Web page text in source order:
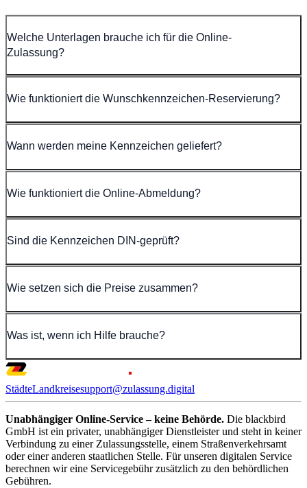
Welche Unterlagen brauche ich für die Online-
Zulassung?
Wie funktioniert die Wunschkennzeichen-Reservierung?
Wann werden meine Kennzeichen geliefert?
Wie funktioniert die Online-Abmeldung?
Sind die Kennzeichen DIN-geprüft?
Wie setzen sich die Preise zusammen?
Was ist, wenn ich Hilfe brauche?
StädteLandkreisesupport@zulassung.digital
Unabhängiger Online-Service – keine Behörde. Die blackbird
GmbH ist ein privater, unabhängiger Dienstleister und steht in keiner
Verbindung zu einer Zulassungsstelle, einem Straßenverkehrsamt
oder einer anderen staatlichen Stelle. Für unseren digitalen Service
berechnen wir eine Servicegebühr zusätzlich zu den behördlichen
Gebühren.